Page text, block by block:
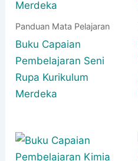
Panduan Mata Pelajaran
Buku Capaian
Pembelajaran Seni
Rupa Kurikulum
Merdeka